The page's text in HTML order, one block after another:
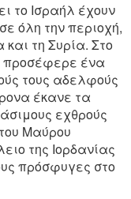
το Ισραήλ έχουν
όλη την περιοχή,
και τη Συρία. Στο
προσέφερε ένα
τους αδελφούς
έκανε τα
εχθρούς
Μαύρου
της Ιορδανίας
πρόσφυγες στο